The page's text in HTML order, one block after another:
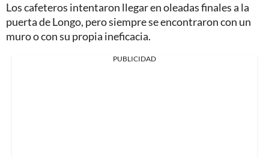
Los cafeteros intentaron llegar en oleadas finales a la
puerta de Longo, pero siempre se encontraron con un
muro o con su propia ineficacia.
PUBLICIDAD